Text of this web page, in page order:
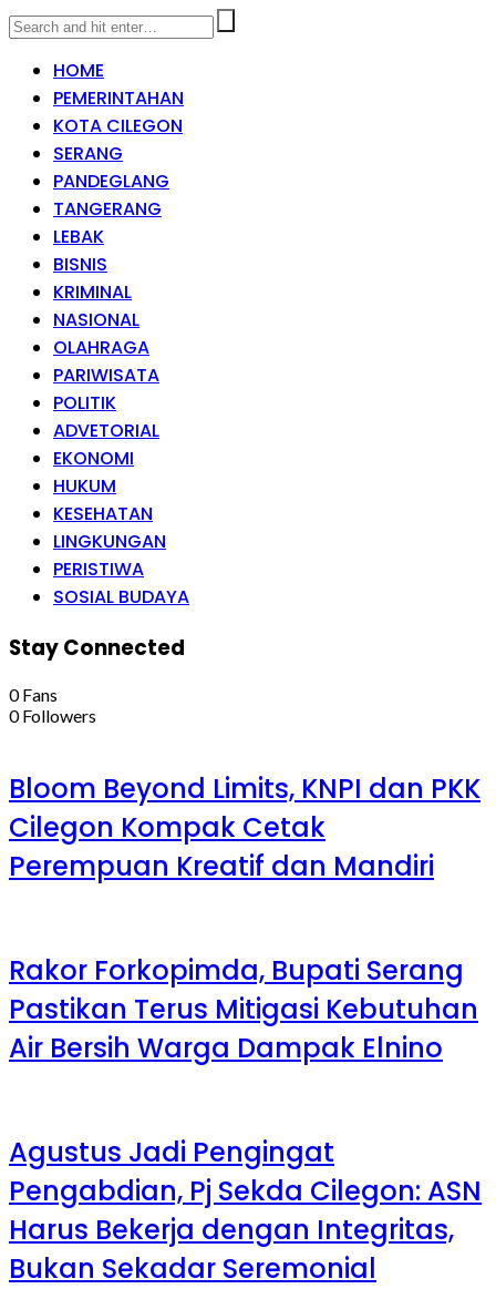
HOME
PEMERINTAHAN
KOTA CILEGON
SERANG
PANDEGLANG
TANGERANG
LEBAK
BISNIS
KRIMINAL
NASIONAL
OLAHRAGA
PARIWISATA
POLITIK
ADVETORIAL
EKONOMI
HUKUM
KESEHATAN
LINGKUNGAN
PERISTIWA
SOSIAL BUDAYA
Stay Connected
0 Fans
0 Followers
Bloom Beyond Limits, KNPI dan PKK
Cilegon Kompak Cetak
Perempuan Kreatif dan Mandiri
Rakor Forkopimda, Bupati Serang
Pastikan Terus Mitigasi Kebutuhan
Air Bersih Warga Dampak Elnino
Agustus Jadi Pengingat
Pengabdian, Pj Sekda Cilegon: ASN
Harus Bekerja dengan Integritas,
Bukan Sekadar Seremonial